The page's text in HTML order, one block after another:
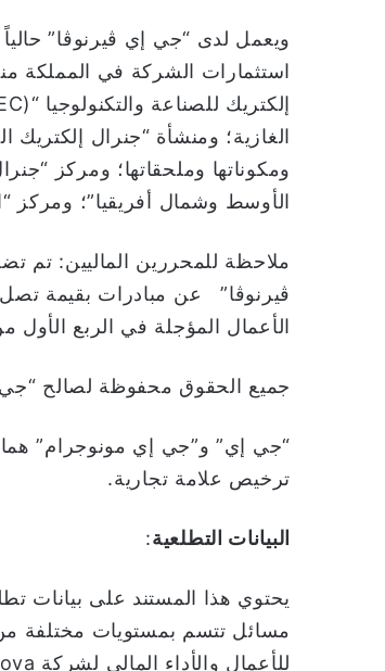
استثمارات الشركة في المملكة
ومكوناتها وملحقاتها؛ ومركز
الأوسط وشمال أفريقيا”؛ ومركز
ملاحظة للمحررين الماليين: تم
الأعمال المؤجلة في الربع الأول من
جميع الحقوق محفوظة لصالح “جي
“جي إي” و”جي إي مونوجرام” هما
ترخيص علامة تجارية.
البيانات التطلعية:
يحتوي هذا المستند على بيانات
مسائل تتسم بمستويات مختلفة من